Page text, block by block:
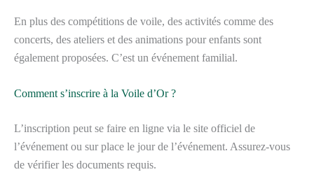
En plus des compétitions de voile, des activités comme des
concerts, des ateliers et des animations pour enfants sont
également proposées. C’est un événement familial.
Comment s’inscrire à la Voile d’Or ?
L’inscription peut se faire en ligne via le site officiel de
l’événement ou sur place le jour de l’événement. Assurez-vous
de vérifier les documents requis.